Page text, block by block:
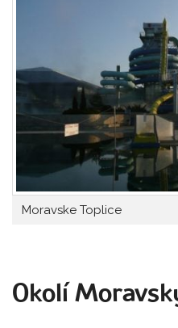
Moravske Toplice
Okolí